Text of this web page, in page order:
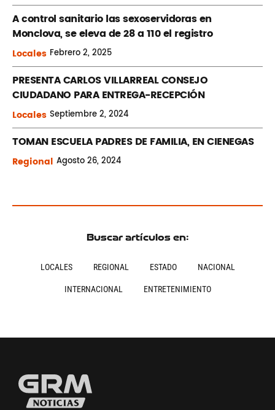
A control sanitario las sexoservidoras en
Monclova, se eleva de 28 a 110 el registro
Locales Febrero2, 2025
PRESENTA CARLOS VILLARREAL CONSEJO
CIUDADANO PARA ENTREGA-RECEPCIÓN
Locales Septiembre2, 2024
TOMAN ESCUELA PADRES DE FAMILIA, EN CIENEGAS
Regional Agosto26, 2024
Buscar artículos en:
LOCALES REGIONAL ESTADO NACIONAL
INTERNACIONAL ENTRETENIMIENTO